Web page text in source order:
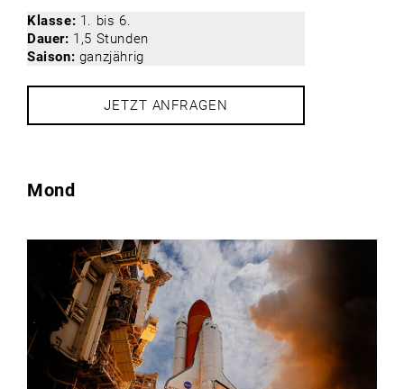
Klasse: 1. bis 6.
Dauer: 1,5 Stunden
Saison: ganzjährig
JETZT ANFRAGEN
Mond